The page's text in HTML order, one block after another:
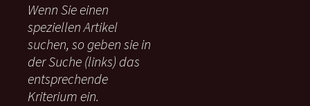
n
n
a
c
:
Wenn Sie einen
speziellen Artikel
suchen, so geben sie in
der Suche (links) das
entsprechende
Kriterium ein.